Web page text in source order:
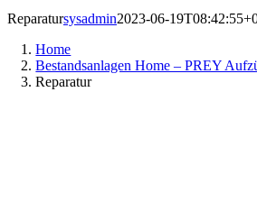
Reparatursysadmin2023-06-
Home
Bestandsanlagen Home – PREY
Reparatur